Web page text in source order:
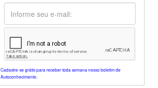
Cadastre-se grátis para receber toda semana nosso boletim de
Autoconhecimento.